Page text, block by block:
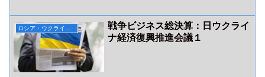
戦争ビジネス総決算：日ウクライ
ナ経済復興推進会議１